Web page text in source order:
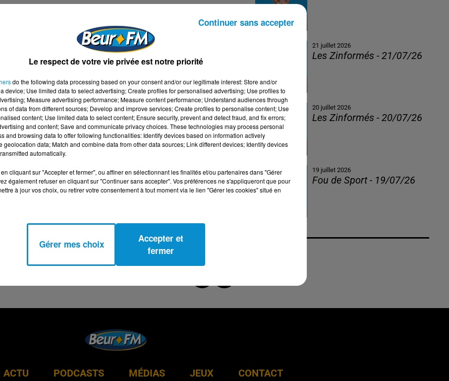
21 juillet 2026
Les Zinformés - 21/07/26
20 juillet 2026
Les Zinformés - 20/07/26
19 juillet 2026
Fou de Sport - 19/07/26
ACTU PODCASTS MÉDIAS JEUX CONTACT
Le respect de votre vie privée est notre priorité
do the following data processing based on your consent and/or our legitimate interest: Store and/or
device; Use limited data to select advertising; Create profiles for personalised advertising; Use profiles to
Measure advertising performance; Measure content performance; Understand audiences through
of data from different sources; Develop and improve services; Create profiles to personalise content; Use
content; Use limited data to select content; Ensure security, prevent and detect fraud, and fix errors;
and content; Save and communicate privacy choices. These technologies may process personal
and browsing data to offer following functionalities: Identify devices based on information actively
geolocation data; Match and combine data from other data sources; Link different devices; Identify devices
automatically.
cliquant sur "Accepter et fermer", ou affiner en sélectionnant les finalités et/ou partenaires dans "Gérer
également refuser en cliquant sur "Continuer sans accepter". Vos préférences ne s'appliqueront que pour
à jour vos choix, ou retirer votre consentement à tout moment via le lien "Gérer les cookies" situé en
Gérer mes choix
Accepter et
fermer
Continuer sans accepter